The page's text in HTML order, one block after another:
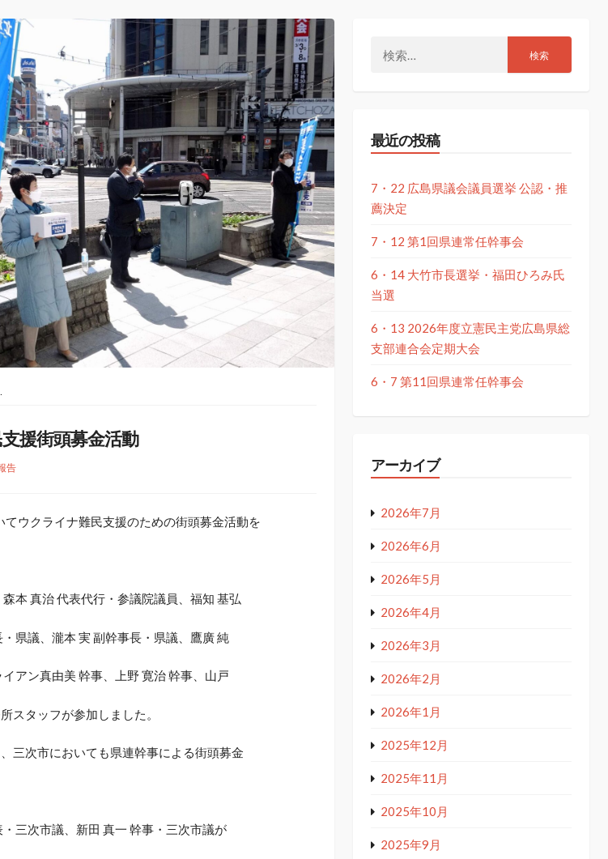
援街頭募金活動
告
ウクライナ難民支援のための街頭募金活動を
本 真治 代表代行・参議院議員、福知 基弘
県議、瀧本 実 副幹事長・県議、鷹廣 純
アン真由美 幹事、上野 寛治 幹事、山戸
スタッフが参加しました。
三次市においても県連幹事による街頭募金
三次市議、新田 真一 幹事・三次市議が
最近の投稿
7・22 広島県議会議員選挙 公認・推
薦決定
7・12 第1回県連常任幹事会
6・14 大竹市長選挙・福田ひろみ氏
当選
6・13 2026年度立憲民主党広島県総
支部連合会定期大会
6・7 第11回県連常任幹事会
アーカイブ
2026年7月
2026年6月
2026年5月
2026年4月
2026年3月
2026年2月
2026年1月
2025年12月
2025年11月
2025年10月
2025年9月